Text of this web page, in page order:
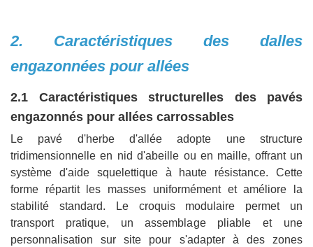
2. Caractéristiques des dalles
engazonnées pour allées
2.1 Caractéristiques structurelles des pavés
engazonnés pour allées carrossables
Le pavé d'herbe d'allée adopte une structure
tridimensionnelle en nid d'abeille ou en maille, offrant un
système d'aide squelettique à haute résistance. Cette
forme répartit les masses uniformément et améliore la
stabilité standard. Le croquis modulaire permet un
transport pratique, un assemblage pliable et une
personnalisation sur site pour s'adapter à des zones